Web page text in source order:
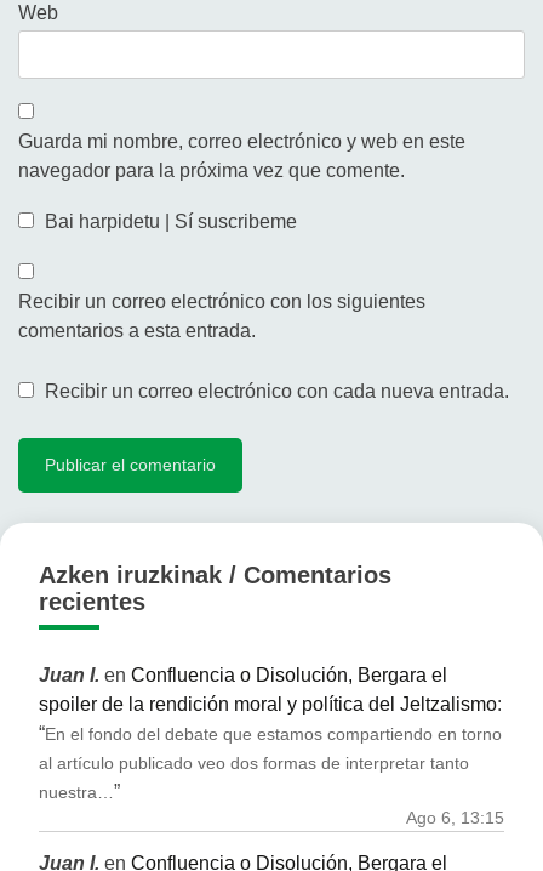
Web
Guarda mi nombre, correo electrónico y web en este
navegador para la próxima vez que comente.
Bai harpidetu | Sí suscribeme
Recibir un correo electrónico con los siguientes
comentarios a esta entrada.
Recibir un correo electrónico con cada nueva entrada.
Azken iruzkinak / Comentarios
recientes
Juan I. en Confluencia o Disolución, Bergara el
spoiler de la rendición moral y política del Jeltzalismo:
“En el fondo del debate que estamos compartiendo en torno
al artículo publicado veo dos formas de interpretar tanto
nuestra… ”
Ago 6, 13:15
Juan I. en Confluencia o Disolución, Bergara el